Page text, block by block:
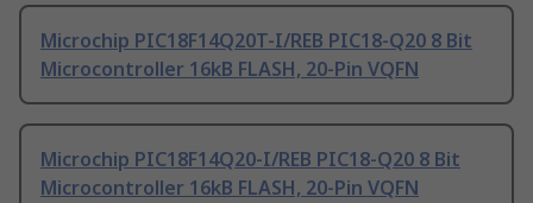
Microchip PIC18F14Q20T-I/REB PIC18-Q20 8 Bit
Microcontroller 16kB FLASH, 20-Pin VQFN
Microchip PIC18F14Q20-I/REB PIC18-Q20 8 Bit
Microcontroller 16kB FLASH, 20-Pin VQFN